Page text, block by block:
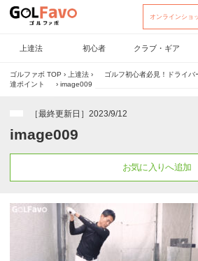
オンラインショ
上達法 初心者 クラブ・ギア
ゴルファボ TOP › 上達法 ›
ゴルフ初心者必見！ドライ
達ポイント
›image009
［最終更新日］2023/9/12
image009
お気に入りへ追加